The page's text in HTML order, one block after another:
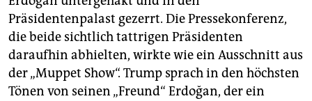
Präsidentenpalast gezerrt. Die Pressekonferenz,
die beide sichtlich tattrigen Präsidenten
daraufhin abhielten, wirkte wie ein Ausschnitt aus
der „Muppet Show“. Trump sprach in den höchsten
Tönen von seinen „Freund“ Erdoğan, der ein